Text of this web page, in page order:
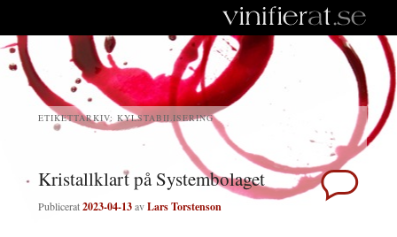
ETIKETTARKIV: KYLSTABILISERING
Kristallklart på Systembolaget
Publicerat2023-04-13avLars Torstenson